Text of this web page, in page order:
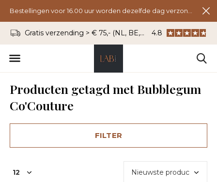
Gratis verzending > € 75,- (NL, BE, DU) WhatsApp: 06 -
4.8
Producten getagd met Bubblegum
Co'Couture
FILTER